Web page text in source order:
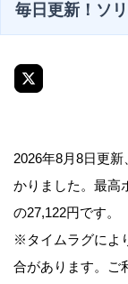
毎日更新！ソ
2026年8月8日更
かりました。最高
の27,122円です。
※タイムラグによ
合があります。ご